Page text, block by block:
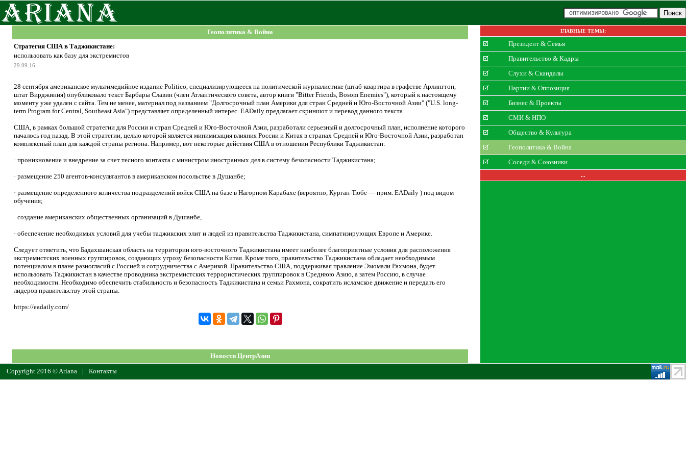
Геополитика & Война
Стратегия США в Таджикистане:
использовать как базу для экстремистов
29.09.16
28 сентября американское мультимедийное издание Politico, специализирующееся на политической журналистике (штаб-квартира в графстве Арлингтон,
штат Вирджиния) опубликовало текст Барбары Славин (член Атлантического совета, автор книги "Bitter Friends, Bosom Enemies"), который к настоящему
моменту уже удален с сайта. Тем не менее, материал под названием "Долгосрочный план Америки для стран Средней и Юго-Восточной Азии" ("U.S. long-
term Program for Central, Southeast Asia") представляет определенный интерес. EADaily предлагает скриншот и перевод данного текста.
США, в рамках большой стратегии для России и стран Средней и Юго-Восточной Азии, разработали серьезный и долгосрочный план, исполнение которого
началось год назад. В этой стратегии, целью которой является минимизация влияния России и Китая в странах Средней и Юго-Восточной Азии, разработан
комплексный план для каждой страны региона. Например, вот некоторые действия США в отношении Республики Таджикистан:
· проникновение и внедрение за счет тесного контакта с министром иностранных дел в систему безопасности Таджикистана;
· размещение 250 агентов-консультантов в американском посольстве в Душанбе;
· размещение определенного количества подразделений войск США на базе в Нагорном Карабахе (вероятно, Курган-Тюбе — прим. EADaily ) под видом
обучения;
· создание американских общественных организаций в Душанбе,
· обеспечение необходимых условий для учебы таджикских элит и людей из правительства Таджикистана, симпатизирующих Европе и Америке.
Следует отметить, что Бадахшанская область на территории юго-восточного Таджикистана имеет наиболее благоприятные условия для расположения
экстремистских военных группировок, создающих угрозу безопасности Китая. Кроме того, правительство Таджикистана обладает необходимым
потенциалом в плане разногласий с Россией и сотрудничества с Америкой. Правительство США, поддерживая правление Эмомали Рахмона, будет
использовать Таджикистан в качестве проводника экстремистских террористических группировок в Среднюю Азию, а затем Россию, в случае
необходимости. Необходимо обеспечить стабильность и безопасность Таджикистана и семьи Рахмона, сократить исламское движение и передать его
лидеров правительству этой страны.
https://eadaily.com/
Новости ЦентрАзии
ГЛАВНЫЕ ТЕМЫ:
Президент & Семья
Правительство & Кадры
Слухи & Скандалы
Партии & Оппозиция
Бизнес & Проекты
СМИ & НПО
Общество & Культура
Геополитика & Война
Соседи & Союзники
...
Copyright 2016 © Ariana | Контакты